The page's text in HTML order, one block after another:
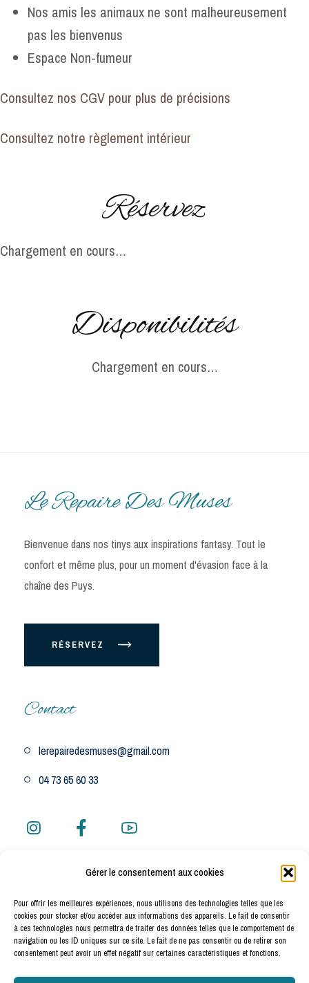
Gérer le consentement aux cookies
Pour offrir les meilleures expériences, nous utilisons des technologies telles que les
cookies pour stocker et/ou accéder aux informations des appareils. Le fait de consentir
à ces technologies nous permettra de traiter des données telles que le comportement de
navigation ou les ID uniques sur ce site. Le fait de ne pas consentir ou de retirer son
consentement peut avoir un effet négatif sur certaines caractéristiques et fonctions.
Nos amis les animaux ne sont malheureusement
pas les bienvenus
Espace Non-fumeur
Consultez nos CGV pour plus de précisions
Consultez notre règlement intérieur
Réservez
Chargement en cours…
Disponibilités
Chargement en cours…
Le Repaire Des Muses
Bienvenue dans nos tinys aux inspirations fantasy. Tout le
confort et même plus, pour un moment d'évasion face à la
chaîne des Puys.
RÉSERVEZ
Contact
lerepairedesmuses@gmail.com
04 73 65 60 33
12 rue de Bellevue 63210 Saint Pierre Roche Auvergne
Voir sur la carte